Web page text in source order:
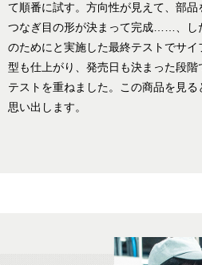
て順番に試す。方向性が見えて、部品
つなぎ目の形が決まって完成……、し
のためにと実施した最終テストでサ
型も仕上がり、発売日も決まった段階
テストを重ねました。この商品を見
思い出します。